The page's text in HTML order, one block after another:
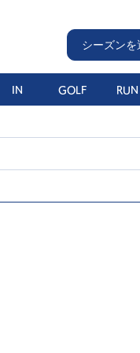
IN GOLF RUN